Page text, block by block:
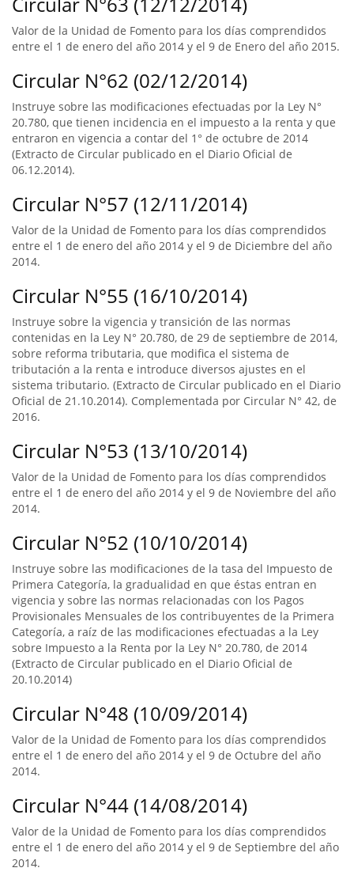
Valor de la Unidad de Fomento para los días comprendidos
entre el 1 de enero del año 2014 y el 9 de Enero del año 2015.
Circular N°62 (02/12/2014)
Instruye sobre las modificaciones efectuadas por la Ley N°
20.780, que tienen incidencia en el impuesto a la renta y que
entraron en vigencia a contar del 1° de octubre de 2014
(Extracto de Circular publicado en el Diario Oficial de
06.12.2014).
Circular N°57 (12/11/2014)
Valor de la Unidad de Fomento para los días comprendidos
entre el 1 de enero del año 2014 y el 9 de Diciembre del año
2014.
Circular N°55 (16/10/2014)
Instruye sobre la vigencia y transición de las normas
contenidas en la Ley N° 20.780, de 29 de septiembre de 2014,
sobre reforma tributaria, que modifica el sistema de
tributación a la renta e introduce diversos ajustes en el
sistema tributario. (Extracto de Circular publicado en el Diario
Oficial de 21.10.2014). Complementada por Circular N° 42, de
2016.
Circular N°53 (13/10/2014)
Valor de la Unidad de Fomento para los días comprendidos
entre el 1 de enero del año 2014 y el 9 de Noviembre del año
2014.
Circular N°52 (10/10/2014)
Instruye sobre las modificaciones de la tasa del Impuesto de
Primera Categoría, la gradualidad en que éstas entran en
vigencia y sobre las normas relacionadas con los Pagos
Provisionales Mensuales de los contribuyentes de la Primera
Categoría, a raíz de las modificaciones efectuadas a la Ley
sobre Impuesto a la Renta por la Ley N° 20.780, de 2014
(Extracto de Circular publicado en el Diario Oficial de
20.10.2014)
Circular N°48 (10/09/2014)
Valor de la Unidad de Fomento para los días comprendidos
entre el 1 de enero del año 2014 y el 9 de Octubre del año
2014.
Circular N°44 (14/08/2014)
Valor de la Unidad de Fomento para los días comprendidos
entre el 1 de enero del año 2014 y el 9 de Septiembre del año
2014.